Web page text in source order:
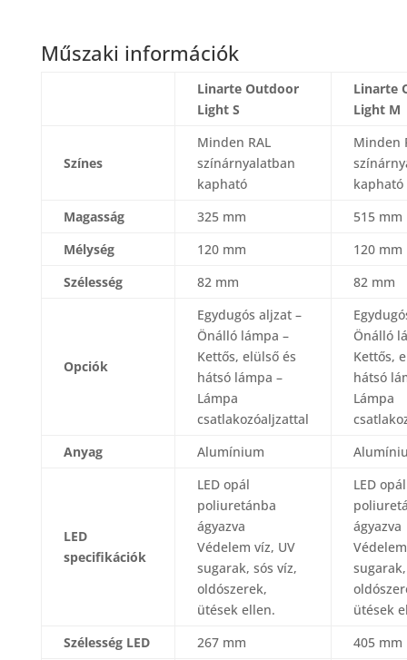
Műszaki információk
Linarte Outdoor
Light S
Linarte
Light M
Színes
Minden RAL
színárnyalatban
kapható
Minden
kapható
Magasság
325 mm
515 mm
Mélység
120 mm
120 mm
Szélesség
82 mm 82 mm
Opciók
Egydugós aljzat –
Önálló lámpa –
Kettős, elülső és
hátsó lámpa –
Lámpa
csatlakozóaljzattal
Önálló
Kettős,
hátsó
Lámpa
Anyag
Alumínium
LED
specifikációk
LED opál
poliuretánba
ágyazva
Védelem víz, UV
sugarak, sós víz,
oldószerek,
ütések ellen.
LED opál
ágyazva
ütések
Szélesség LED
267 mm 405 mm